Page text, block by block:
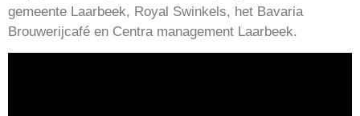
gemeente Laarbeek, Royal Swinkels, het Bavaria
Brouwerijcafé en Centra management Laarbeek.